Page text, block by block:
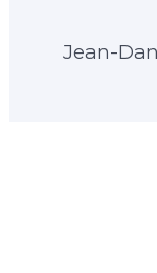
Jean-